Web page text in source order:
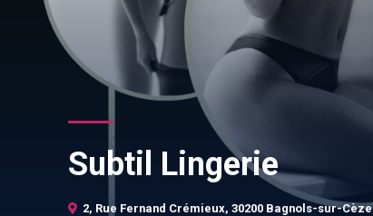
Subtil Lingerie
2, Rue Fernand Crémieux, 30200 Bagnols-sur-Cèze